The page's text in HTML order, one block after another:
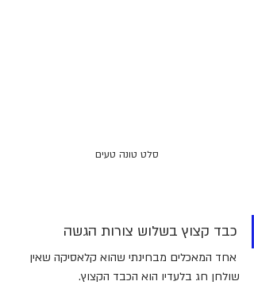
סלט טונה טעים
כבד קצוץ בשלוש צורות הגשה
אחד המאכלים מבחינתי שהוא קלאסיקה שאין
שולחן חג בלעדיו הוא הכבד הקצוץ.